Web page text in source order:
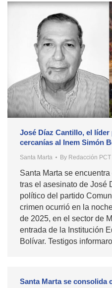
José Díaz Cantillo, el
cercanías al Inem Simón
Santa Marta By Redacción PCT
Santa Marta se
tras el asesinato de José
político del partido
crimen ocurrió en la
de 2025, en el sector de
entrada de la Institución
Bolívar. Testigos
Santa Marta se consolida